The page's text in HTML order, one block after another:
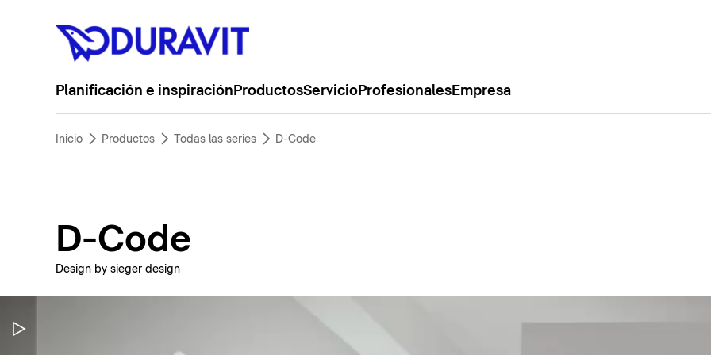
Planificación e inspiración ProductosServicioProfesionalesEmpresa
Inicio Productos Todas las series D-Code
D-Code
Design by sieger design
Pausar vídeo